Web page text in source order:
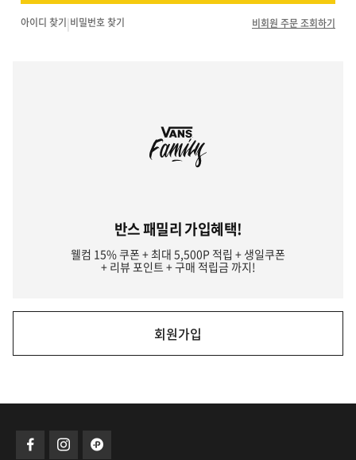
아이디 찾기|비밀번호 찾기 비회원 주문 조회하기
반스 패밀리 가입혜택!
웰컴 15% 쿠폰 + 최대 5,500P 적립 + 생일쿠폰
+ 리뷰 포인트 + 구매 적립금 까지!
회원가입